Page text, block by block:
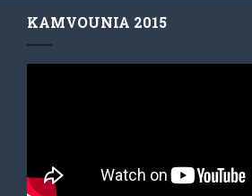
KAMVOUNIA 2015